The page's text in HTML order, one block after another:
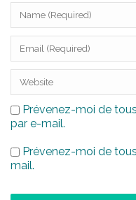
Prévenez-moi de
par e-mail.
Prévenez-moi de
mail.